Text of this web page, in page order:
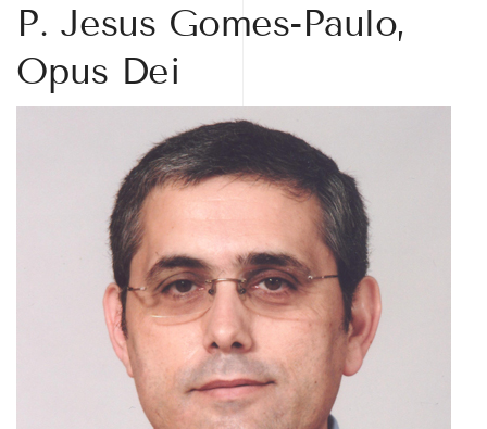
P. Jesus Gomes-Paulo,
Opus Dei